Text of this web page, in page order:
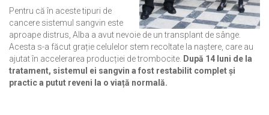
Pentru că în aceste tipuri de
cancere sistemul sangvin este
aproape distrus, Alba a avut nevoie de un transplant de sânge.
Acesta s-a făcut grație celulelor stem recoltate la naștere, care au
ajutat în accelerarea producției de trombocite. După 14 luni de la
tratament, sistemul ei sangvin a fost restabilit complet și
practic a putut reveni la o viață normală.